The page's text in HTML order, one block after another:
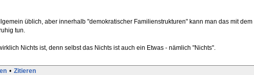
üblich, aber innerhalb "demokratischer Familienstrukturen" kann man das mit dem
tun.
Nichts ist, denn selbst das Nichts ist auch ein Etwas - nämlich "Nichts".
• Zitieren